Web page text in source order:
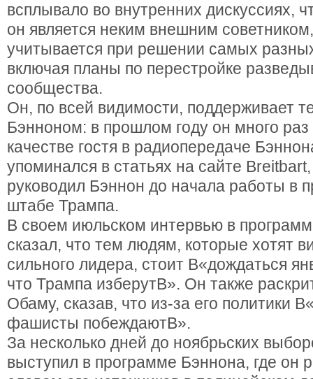
всплывало во внутренних дискуссиях,
он является неким внешним
учитывается при решении самых
включая планы по перестройке
сообщества.
Он, по всей видимости, поддерживает
Бэнноном: в прошлом году он много раз
качестве гостя в радиопередаче
упоминался в статьях на сайте
руководил Бэннон до начала работы в
штабе Трампа.
В своем июльском интервью в
сказал, что тем людям, которые хотят
сильного лидера, стоит В«дождаться
что Трампа изберутВ». Он также
Обаму, сказав, что из-за его политики
фашисты побеждаютВ».
За несколько дней до ноябрьских
выступил в программе Бэннона, где он